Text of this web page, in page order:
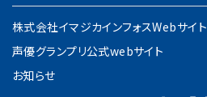
株式会社イマジカインフォスWebサイト
声優グランプリ公式webサイト
お知らせ